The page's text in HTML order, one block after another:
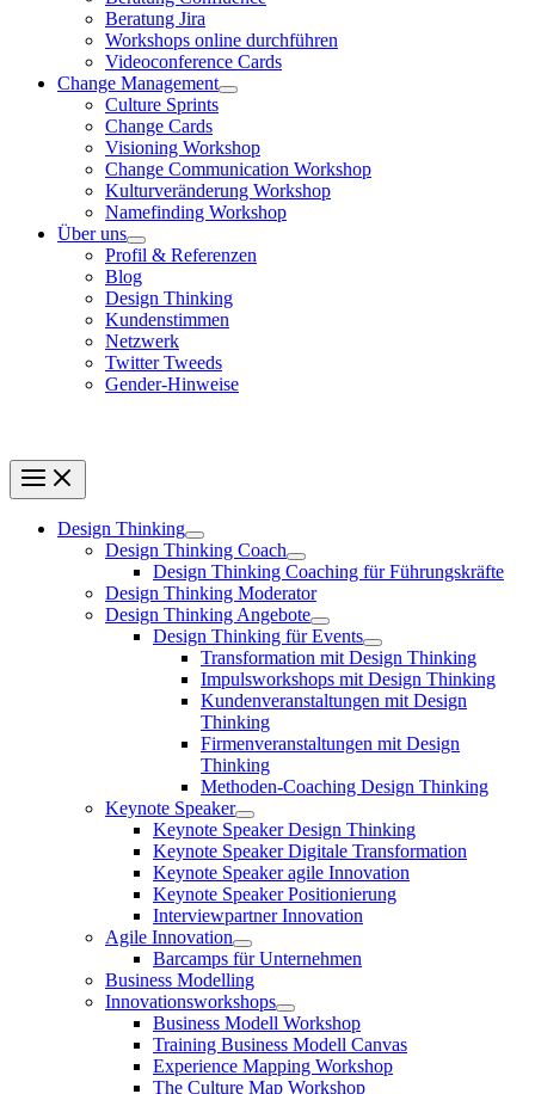
Beratung Jira
Workshops online durchführen
Videoconference Cards
Change Management
Culture Sprints
Change Cards
Visioning Workshop
Change Communication Workshop
Kulturveränderung Workshop
Namefinding Workshop
Über uns
Profil & Referenzen
Blog
Design Thinking
Kundenstimmen
Netzwerk
Twitter Tweeds
Gender-Hinweise
Design Thinking
Design Thinking Coach
Design Thinking Coaching für Führungskräfte
Design Thinking Moderator
Design Thinking Angebote
Design Thinking für Events
Transformation mit Design Thinking
Impulsworkshops mit Design Thinking
Kundenveranstaltungen mit Design
Thinking
Firmenveranstaltungen mit Design
Thinking
Methoden-Coaching Design Thinking
Keynote Speaker
Keynote Speaker Design Thinking
Keynote Speaker Digitale Transformation
Keynote Speaker agile Innovation
Keynote Speaker Positionierung
Interviewpartner Innovation
Agile Innovation
Barcamps für Unternehmen
Business Modelling
Innovationsworkshops
Business Modell Workshop
Training Business Modell Canvas
Experience Mapping Workshop
The Culture Map Workshop